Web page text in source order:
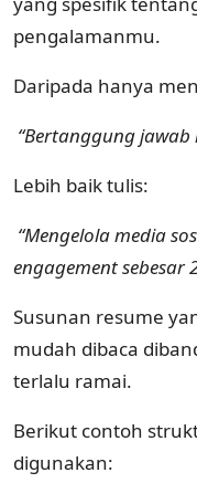
pengalamanmu.
Daripada hanya
“Bertanggung jawab
Lebih baik tulis:
“Mengelola media
engagement sebesar
Susunan resume
mudah dibaca
terlalu ramai.
Berikut contoh
digunakan: